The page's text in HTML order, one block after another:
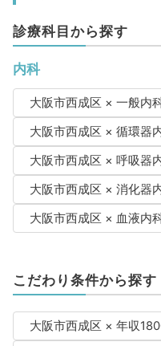
診療科目から探す
内科
大阪市西成区 × 一般内
大阪市西成区 × 循環器
大阪市西成区 × 呼吸器
大阪市西成区 × 消化器
大阪市西成区 × 血液内
こだわり条件から探す
大阪市西成区 × 年収